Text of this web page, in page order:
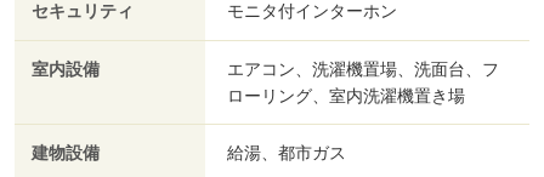
セキュリティ モニタ付インターホン
室内設備
エアコン、洗濯機置場、洗面台、フ
ローリング、室内洗濯機置き場
建物設備 給湯、都市ガス